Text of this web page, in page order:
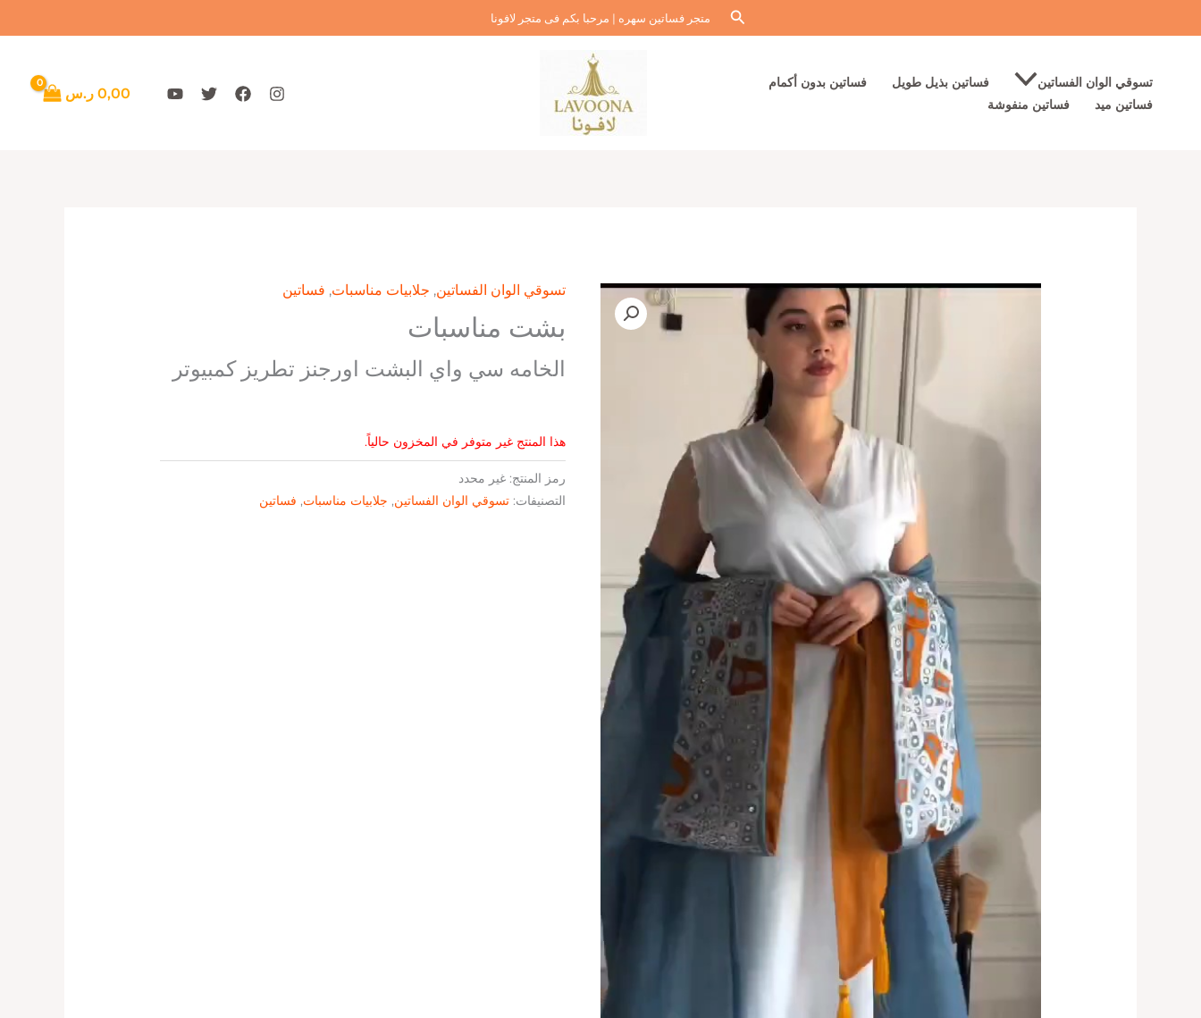
إلى
البحثمتجر فساتين سهره | مرحبا بكم فى متجر لافونا
تسوقي الوان الفساتين فساتين بذيل طويل
فساتين بدون أكمام
فساتين ميد
فساتين منفوشة
0,00 ر.س
تسوقي الوان الفساتين, جلابيات مناسبات, فساتين
بشت مناسبات
الخامه سي واي البشت اورجنز تطريز كمبيوتر
هذا المنتج غير متوفر في المخزون حالياً.
رمز المنتج:غير محدد
التصنيفات:تسوقي الوان الفساتين, جلابيات مناسبات, فساتين